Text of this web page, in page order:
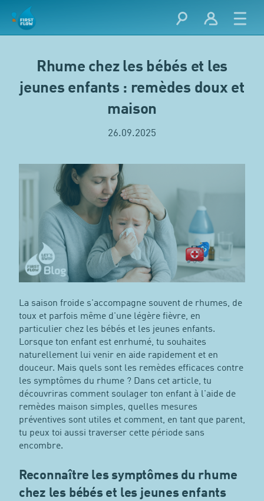
Rhume chez les bébés et les
jeunes enfants : remèdes doux et
maison
26.09.2025
La saison froide s'accompagne souvent de rhumes, de
toux et parfois même d'une légère fièvre, en
particulier chez les bébés et les jeunes enfants.
Lorsque ton enfant est enrhumé, tu souhaites
naturellement lui venir en aide rapidement et en
douceur. Mais quels sont les remèdes efficaces contre
les symptômes du rhume ? Dans cet article, tu
découvriras comment soulager ton enfant à l'aide de
remèdes maison simples, quelles mesures
préventives sont utiles et comment, en tant que parent,
tu peux toi aussi traverser cette période sans
encombre.
Reconnaître les symptômes du rhume
chez les bébés et les jeunes enfants